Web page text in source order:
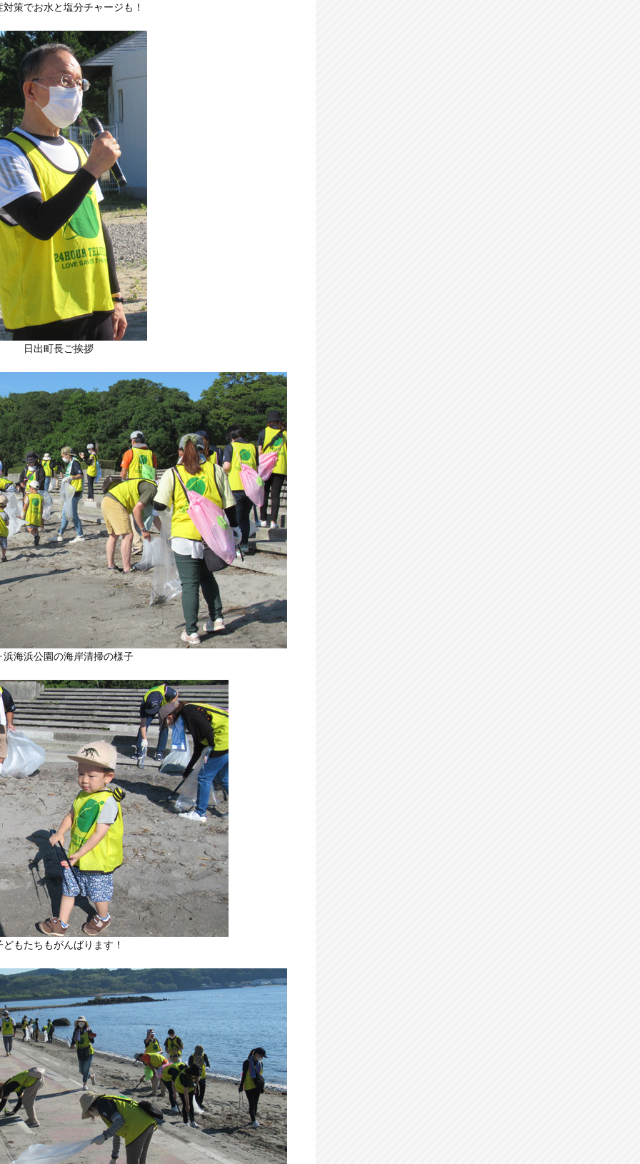
対策でお水と塩分チャージも！
日出町長ご挨拶
浜海浜公園の海岸清掃の様子
どもたちもがんばります！